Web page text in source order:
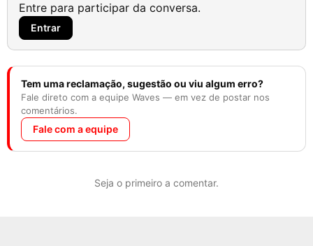
Entre para participar da conversa.
Entrar
Tem uma reclamação, sugestão ou viu algum erro?
Fale direto com a equipe Waves — em vez de postar nos
comentários.
Fale com a equipe
Seja o primeiro a comentar.